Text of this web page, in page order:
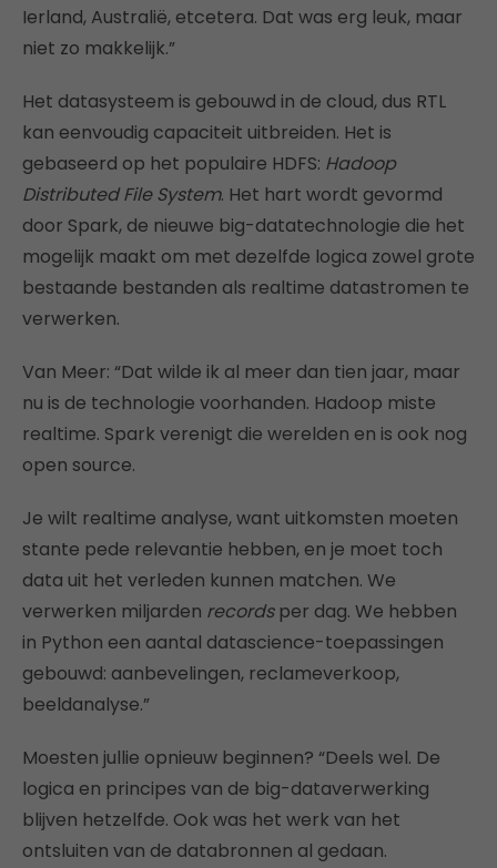
Ierland, Australië, etcetera. Dat was erg leuk, maar
niet zo makkelijk.”
Het datasysteem is gebouwd in de cloud, dus RTL
kan eenvoudig capaciteit uitbreiden. Het is
gebaseerd op het populaire HDFS: Hadoop
Distributed File System. Het hart wordt gevormd
door Spark, de nieuwe big-datatechnologie die het
mogelijk maakt om met dezelfde logica zowel grote
bestaande bestanden als realtime datastromen te
verwerken.
Van Meer: “Dat wilde ik al meer dan tien jaar, maar
nu is de technologie voorhanden. Hadoop miste
realtime. Spark verenigt die werelden en is ook nog
open source.
Je wilt realtime analyse, want uitkomsten moeten
stante pede relevantie hebben, en je moet toch
data uit het verleden kunnen matchen. We
verwerken miljarden recordsper dag. We hebben
in Python een aantal datascience-toepassingen
gebouwd: aanbevelingen, reclameverkoop,
beeldanalyse.”
Moesten jullie opnieuw beginnen? “Deels wel. De
logica en principes van de big-dataverwerking
blijven hetzelfde. Ook was het werk van het
ontsluiten van de databronnen al gedaan.